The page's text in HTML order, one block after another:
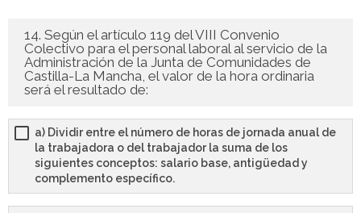
14. Según el artículo 119 del VIII Convenio
Colectivo para el personal laboral al servicio de la
Administración de la Junta de Comunidades de
Castilla-La Mancha, el valor de la hora ordinaria
será el resultado de:
a) Dividir entre el número de horas de jornada anual de
la trabajadora o del trabajador la suma de los
siguientes conceptos: salario base, antigüedad y
complemento específico.